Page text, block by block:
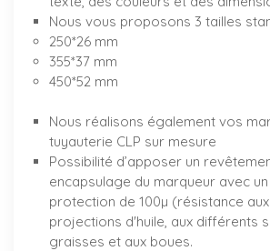
Nous vous proposons 3 tailles
250*26 mm
355*37 mm
450*52 mm
Nous réalisons également vos
tuyauterie CLP sur mesure
Possibilité d’apposer un
encapsulage du marqueur avec
protection de 100µ (résistance aux
projections d'huile, aux différents
graisses et aux boues.